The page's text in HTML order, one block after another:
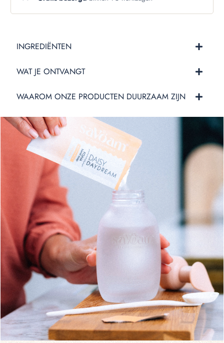
INGREDIËNTEN
WAT JE ONTVANGT
WAAROM ONZE PRODUCTEN DUURZAAM ZIJN